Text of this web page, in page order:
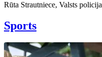
Rūta Strautniece, Valsts policija
Sports